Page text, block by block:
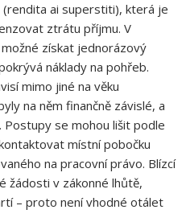
ai superstiti), která je
ztrátu příjmu. V
získat jednorázový
náklady na pohřeb.
mimo jiné na věku
na něm finančně závislé, a
se mohou lišit podle
místní pobočku
na pracovní právo. Blízcí
žádosti v zákonné lhůtě,
– proto není vhodné otálet